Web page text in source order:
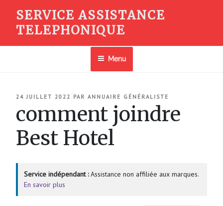
contenu
SERVICE ASSISTANCE
TELEPHONIQUE
Menu
PUBLIÉ
24 JUILLET 2022 PAR ANNUAIRE GÉNÉRALISTE
comment joindre
Best Hotel
Service indépendant :Assistance non affiliée aux marques.
En savoir plus